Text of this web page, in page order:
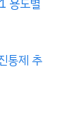
용도별
통제 추